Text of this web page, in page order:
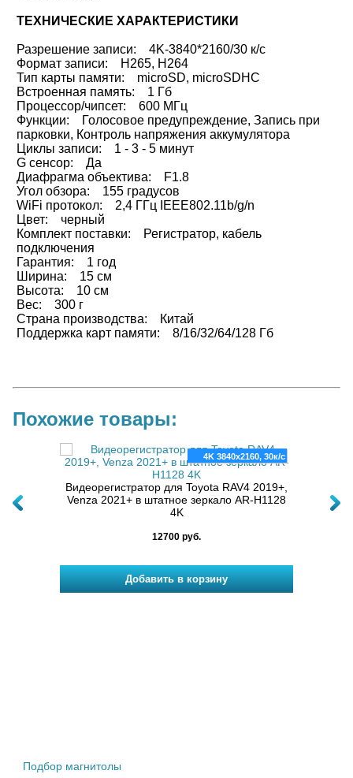
ТЕХНИЧЕСКИЕ ХАРАКТЕРИСТИКИ
Разрешение записи: 4K-3840*2160/30 к/с
Формат записи: H265, H264
Тип карты памяти: microSD, microSDHC
Встроенная память: 1 Гб
Процессор/чипсет: 600 МГц
Функции: Голосовое предупреждение, Запись при
парковки, Контроль напряжения аккумулятора
Циклы записи: 1 - 3 - 5 минут
G сенсор: Да
Диафрагма объектива: F1.8
Угол обзора: 155 градусов
WiFi протокол: 2,4 ГГц IEEE802.11b/g/n
Цвет: черный
Комплект поставки: Регистратор, кабель
подключения
Гарантия: 1 год
Ширина: 15 см
Высота: 10 см
Вес: 300 г
Страна производства: Китай
Поддержка карт памяти: 8/16/32/64/128 Гб
Похожие товары:
4K 3840x2160, 30к/с
Видеорегистратор для Toyota RAV4 2019+,
Venza 2021+ в штатное зеркало AR-H1128
4K
12700 руб.
Подбор магнитолы